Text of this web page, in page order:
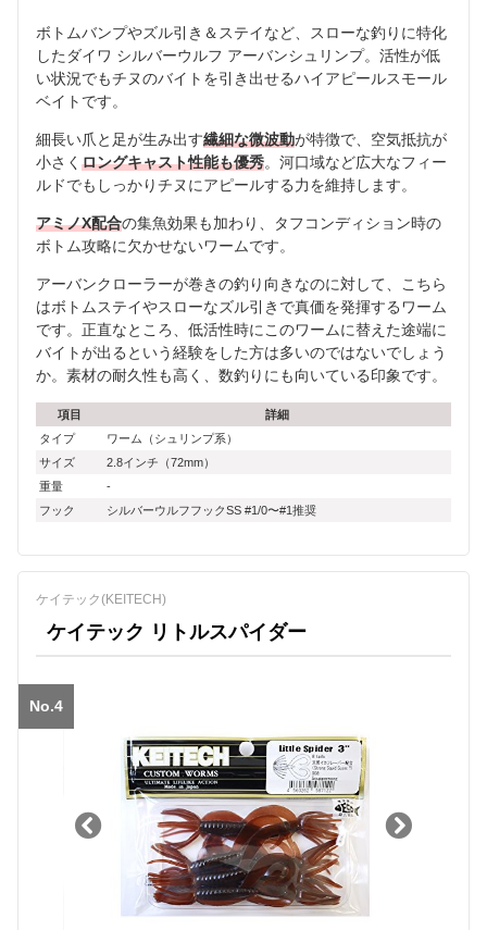
ボトムバンプやズル引き＆ステイなど、スローな釣りに特化
したダイワ シルバーウルフ アーバンシュリンプ。活性が低
い状況でもチヌのバイトを引き出せるハイアピールスモール
ベイトです。
細長い爪と足が生み出す繊細な微波動が特徴で、空気抵抗が
小さく ロングキャスト性能も優秀。河口域など広大なフィー
ルドでもしっかりチヌにアピールする力を維持します。
アミノX配合の集魚効果も加わり、タフコンディション時の
ボトム攻略に欠かせないワームです。
アーバンクローラーが巻きの釣り向きなのに対して、こちら
はボトムステイやスローなズル引きで真価を発揮するワーム
です。正直なところ、低活性時にこのワームに替えた途端に
バイトが出るという経験をした方は多いのではないでしょう
か。素材の耐久性も高く、数釣りにも向いている印象です。
項目
詳細
タイプ
ワーム（シュリンプ系）
サイズ
2.8インチ（72mm）
重量
-
フック
シルバーウルフフックSS #1/0〜#1推奨
ケイテック(KEITECH)
ケイテック リトルスパイダー
No.4